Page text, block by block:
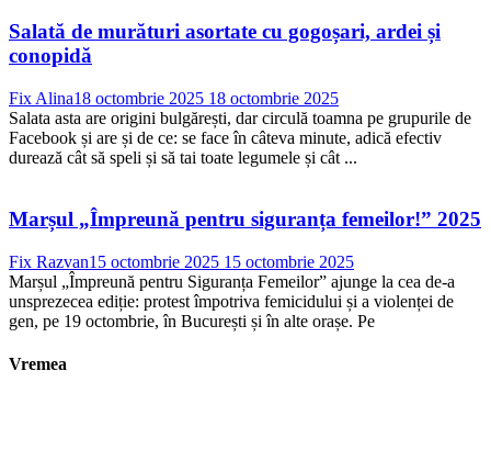
Salată de murături asortate cu gogoșari, ardei și
conopidă
Fix Alina18 octombrie 2025 18 octombrie 2025
Salata asta are origini bulgărești, dar circulă toamna pe grupurile de
Facebook și are și de ce: se face în câteva minute, adică efectiv
durează cât să speli și să tai toate legumele și cât ...
Marșul „Împreună pentru siguranța femeilor!” 2025
Fix Razvan15 octombrie 2025 15 octombrie 2025
Marșul „Împreună pentru Siguranța Femeilor” ajunge la cea de-a
unsprezecea ediție: protest împotriva femicidului și a violenței de
gen, pe 19 octombrie, în București și în alte orașe. Pe
Vremea